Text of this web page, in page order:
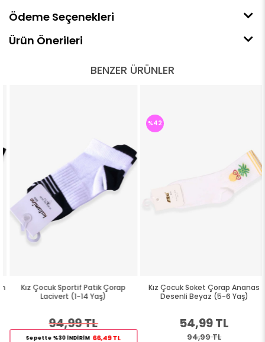
Ödeme Seçenekleri
Ürün Önerileri
BENZER ÜRÜNLER
Kız Çocuk Sportif Patik Çorap
Lacivert (1-14 Yaş)
94,99 TL
Sepette %30 İNDİRİM 66,49 TL
Kız Çocuk Soket Çorap Ananas
Desenli Beyaz (5-6 Yaş)
54,99 TL
94,99 TL
%42